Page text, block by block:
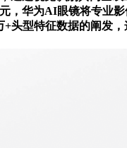
，华为AI眼镜将专业
头型特征数据的阐发